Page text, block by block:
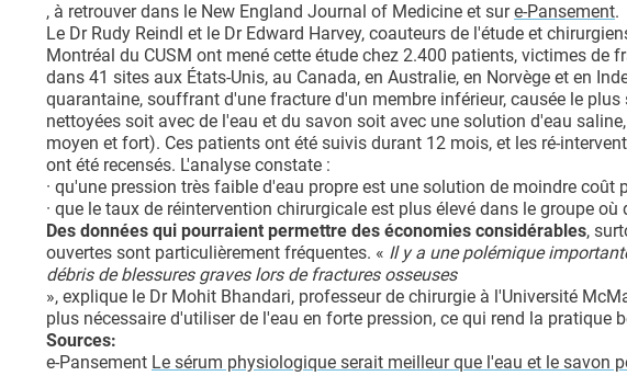
, à retrouver dans le New England Journal of Medicine et sure-Pansement.
Le Dr Rudy Reindl et le Dr Edward Harvey, coauteurs de l'étude et
Montréal du CUSM ont mené cette étude chez 2.400 patients, victimes de
dans 41 sites aux États-Unis, au Canada, en Australie, en Norvège et en
quarantaine, souffrant d'une fracture d'un membre inférieur, causée le
nettoyées soit avec de l'eau et du savon soit avec une solution d'eau
moyen et fort). Ces patients ont été suivis durant 12 mois, et les ré-
ont été recensés. L'analyse constate :
· qu'une pression très faible d'eau propre est une solution de moindre coût
· que le taux de réintervention chirurgicale est plus élevé dans le groupe où
Des données qui pourraient permettre des économies considérables,
ouvertes sont particulièrement fréquentes. « Il y a une polémique
débris de blessures graves lors de fractures osseuses
», explique le Dr Mohit Bhandari, professeur de chirurgie à l'Université
plus nécessaire d'utiliser de l'eau en forte pression, ce qui rend la pratique
Sources:
e-Pansement Le sérum physiologique serait meilleur que l'eau et le savon